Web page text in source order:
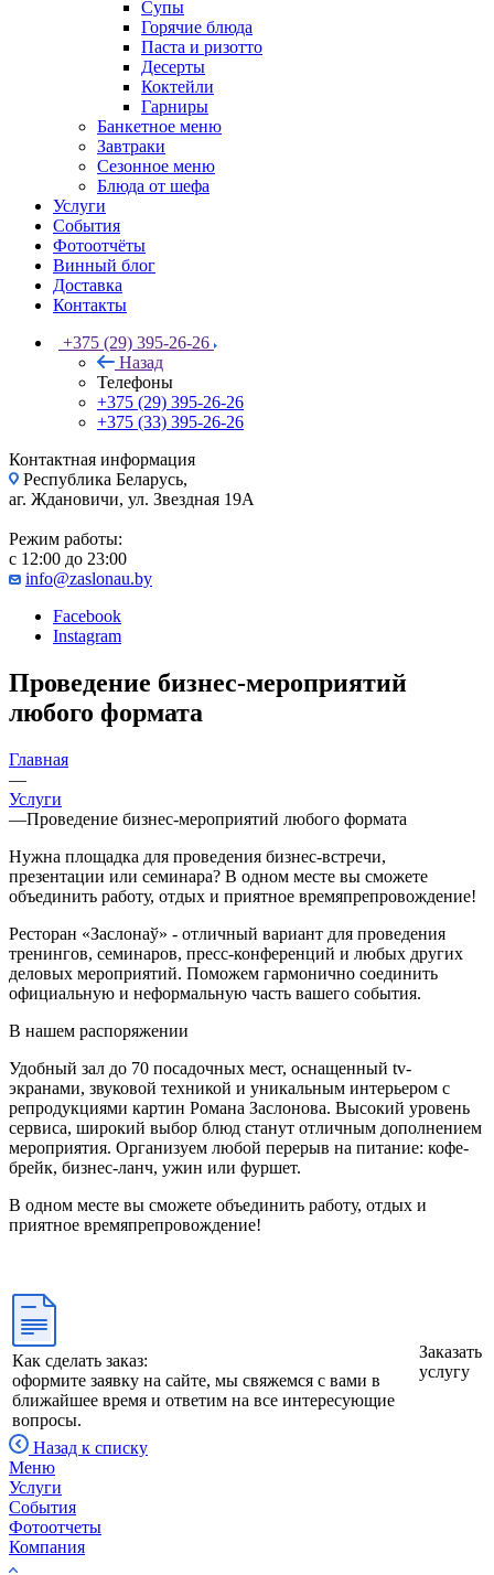
Супы
Горячие блюда
Паста и ризотто
Десерты
Коктейли
Гарниры
Банкетное меню
Завтраки
Сезонное меню
Блюда от шефа
Услуги
События
Фотоотчёты
Винный блог
Доставка
Контакты
+375 (29) 395-26-26
Назад
Телефоны
+375 (29) 395-26-26
+375 (33) 395-26-26
Контактная информация
Республика Беларусь,
аг. Ждановичи, ул. Звездная 19А
Режим работы:
с 12:00 до 23:00
info@zaslonau.by
Facebook
Instagram
Проведение бизнес-мероприятий
любого формата
Главная
—
Услуги
—Проведение бизнес-мероприятий любого формата
Нужна площадка для проведения бизнес-встречи,
презентации или семинара? В одном месте вы сможете
объединить работу, отдых и приятное времяпрепровождение!
Ресторан «Заслонаў» - отличный вариант для проведения
тренингов, семинаров, пресс-конференций и любых других
деловых мероприятий. Поможем гармонично соединить
официальную и неформальную часть вашего события.
В нашем распоряжении
Удобный зал до 70 посадочных мест, оснащенный tv-
экранами, звуковой техникой и уникальным интерьером с
репродукциями картин Романа Заслонова. Высокий уровень
сервиса, широкий выбор блюд станут отличным дополнением
мероприятия. Организуем любой перерыв на питание: кофе-
брейк, бизнес-ланч, ужин или фуршет.
В одном месте вы сможете объединить работу, отдых и
приятное времяпрепровождение!
Как сделать заказ:
оформите заявку на сайте, мы свяжемся с вами в
ближайшее время и ответим на все интересующие
вопросы.
Заказать
услугу
Назад к списку
Меню
Услуги
События
Фотоотчеты
Компания